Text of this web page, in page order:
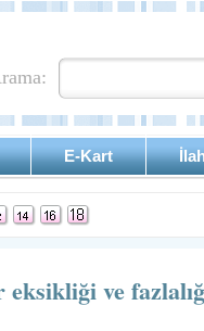
E-Kart
ve